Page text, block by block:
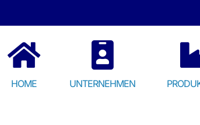
HOME UNTERNEHMEN